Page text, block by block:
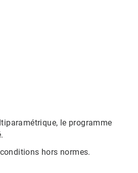
le programme
hors normes.